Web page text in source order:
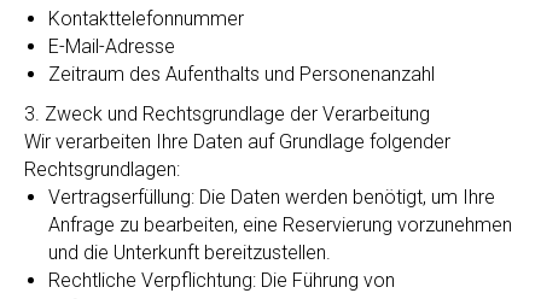
Kontakttelefonnummer
E-Mail-Adresse
Zeitraum des Aufenthalts und Personenanzahl
3. Zweck und Rechtsgrundlage der Verarbeitung
Wir verarbeiten Ihre Daten auf Grundlage folgender
Rechtsgrundlagen:
Vertragserfüllung: Die Daten werden benötigt, um Ihre
Anfrage zu bearbeiten, eine Reservierung vorzunehmen
und die Unterkunft bereitzustellen.
Rechtliche Verpflichtung: Die Führung von